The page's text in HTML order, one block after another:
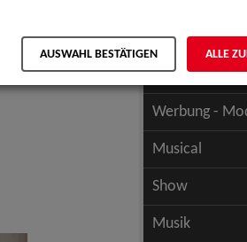
Schauspiel -
Werbung -
Werbung -
Musical
Show
Musik
AUSWAHL BESTÄTIGEN ALLE